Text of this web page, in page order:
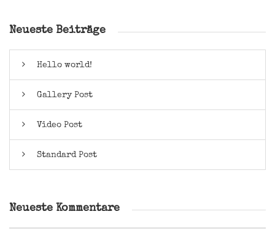
Neueste Beiträge
Hello world!
Gallery Post
Video Post
Standard Post
Neueste Kommentare